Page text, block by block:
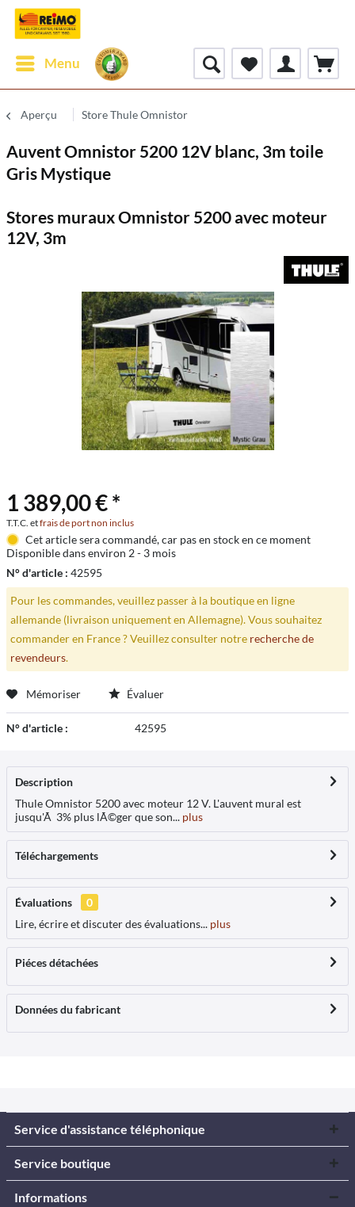
Menu
Aperçu Store Thule Omnistor
Auvent Omnistor 5200 12V blanc, 3m toile
Gris Mystique
Stores muraux Omnistor 5200 avec moteur
12V, 3m
1 389,00 € *
T.T.C. etfrais de port non inclus
Cet article sera commandé, car pas en stock en ce moment
Disponible dans environ 2 - 3 mois
N° d'article : 42595
Pour les commandes, veuillez passer à la boutique en ligne
allemande (livraison uniquement en Allemagne). Vous souhaitez
commander en France ? Veuillez consulter notre recherche de
revendeurs.
Mémoriser Évaluer
N° d'article : 42595
Description
Thule Omnistor 5200 avec moteur 12 V. L'auvent mural est
jusqu'Ã 3% plus lÃ©ger que son... plus
Téléchargements
Évaluations
0
Lire, écrire et discuter des évaluations... plus
Piéces détachées
Données du fabricant
Service d'assistance téléphonique
Service boutique
Informations